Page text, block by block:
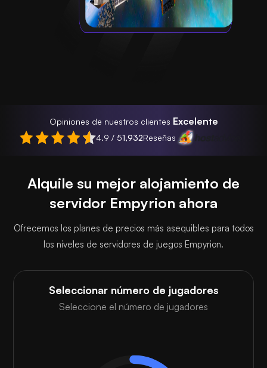
Opiniones de nuestros clientes Excelente
4.9 / 51,932Reseñas
Alquile su mejor alojamiento de
servidor Empyrion ahora
Ofrecemos los planes de precios más asequibles para todos
los niveles de servidores de juegos Empyrion.
Seleccionar número de jugadores
Seleccione el número de jugadores